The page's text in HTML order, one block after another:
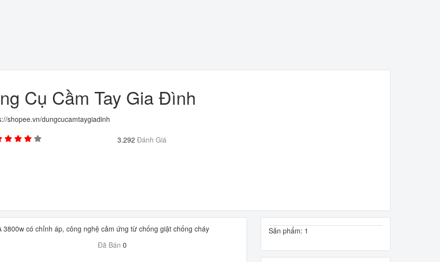
Cụ Cầm Tay Gia Đình
shopee.vn/dungcucamtaygiadinh
3.292 Đánh Giá
3800w có chỉnh áp, công nghệ cảm ứng từ chống giật chống cháy
Đã Bán 0
Sản phẩm: 1